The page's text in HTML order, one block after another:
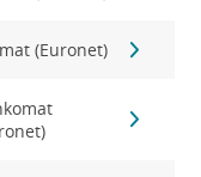
(Euronet)